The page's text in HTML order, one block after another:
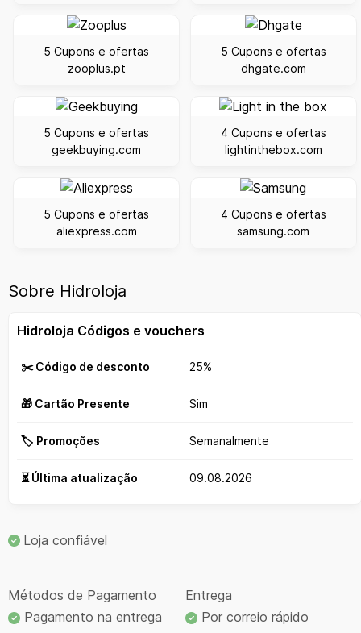
5 Cupons e ofertas
zooplus.pt
5 Cupons e ofertas
dhgate.com
5 Cupons e ofertas
geekbuying.com
4 Cupons e ofertas
lightinthebox.com
5 Cupons e ofertas
aliexpress.com
4 Cupons e ofertas
samsung.com
Sobre Hidroloja
Hidroloja Códigos e vouchers
✂️ Código de desconto 25%
🎁 Cartão Presente Sim
🏷️ Promoções Semanalmente
⏳ Última atualização 09.08.2026
Loja confiável
Métodos de Pagamento
Pagamento na entrega
Entrega
Por correio rápido